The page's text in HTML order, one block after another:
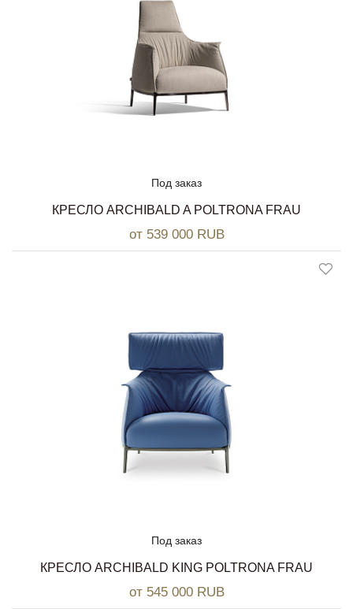
Под заказ
КРЕСЛО ARCHIBALD A POLTRONA FRAU
от 539 000 RUB
Под заказ
КРЕСЛО ARCHIBALD KING POLTRONA FRAU
от 545 000 RUB